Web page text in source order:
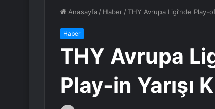
Anasayfa / Haber /THY Avrupa Ligi’nde Play-
Haber
THY Avrupa
Play-in Yarışı